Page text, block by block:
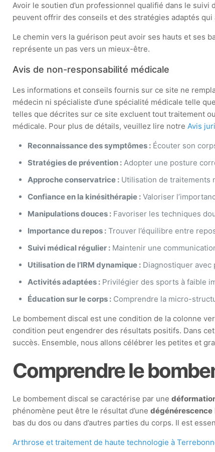
Avoir le soutien d’un professionnel qualifié dans le
peuvent offrir des conseils et des stratégies adaptés
Le chemin vers la guérison peut avoir ses hauts et ses
représente un pas vers un mieux-être.
Avis de non-responsabilité médicale
Les informations et conseils fournis sur ce site ne
médecin ni spécialiste d’une spécialité médicale telle
telles que décrites sur ce site excluent tout traitement
médicale. Pour plus de détails, veuillez lire notreAvis
Reconnaissance des symptômes : Écouter son
Stratégies de prévention : Adopter une posture
Approche conservatrice : Utilisation de traitements
Confiance en la kinésithérapie : Valoriser
Manipulations douces : Favoriser les techniques
Importance du repos : Trouver l’équilibre entre
Suivi médical régulier : Maintenir une
Utilisation de l’IRM dynamique : Diagnostiquer avec
Activités adaptées : Privilégier des sports à faible
Éducation sur le corps : Comprendre la micro-
Le bombement discal est une condition de la colonne
condition peut engendrer des résultats positifs. Dans
succès. Ensemble, nous allons célébrer les petites et
Comprendre le
Le bombement discal se caractérise par une
phénomène peut être le résultat d’unedégénérescence
bas du dos ou dans d’autres parties du corps. Il est
Arthrose et traitement de haute technologie à